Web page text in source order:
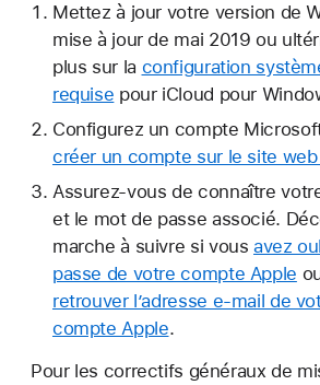
Mettez à jour votre version de
mise à jour de mai 2019 ou
plus sur la configuration
requise pour iCloud pour
Configurez un compte
créer un compte sur le site
Assurez-vous de connaître
et le mot de passe associé.
marche à suivre si vousavez
passe de votre compte Apple
retrouver l’adresse e-mail de
compte Apple.
Pour les correctifs généraux de